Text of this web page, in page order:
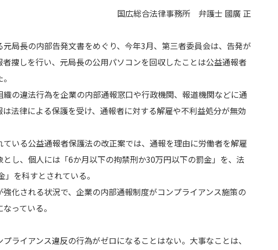
国広総合法律事務所 弁護士 國廣 正
局長の内部告発文書をめぐり、今年3月、第三者委員会は、告発が
者捜しを行い、元局長の公用パソコンを回収したことは公益通報者
の違法行為を企業の内部通報窓口や行政機関、報道機関などに通
法律による保護を受け、通報者に対する解雇や不利益処分が無効
いる公益通報者保護法の改正案では、通報を理由に労働者を解雇
し、個人には「6か月以下の拘禁刑か30万円以下の罰金」を、法
」を科すとされている。
化される状況で、企業の内部通報制度がコンプライアンス施策の
っている。
ライアンス違反の行為がゼロになることはない。大事なことは、